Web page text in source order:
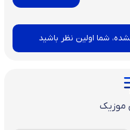
شما اولین نظر باشید